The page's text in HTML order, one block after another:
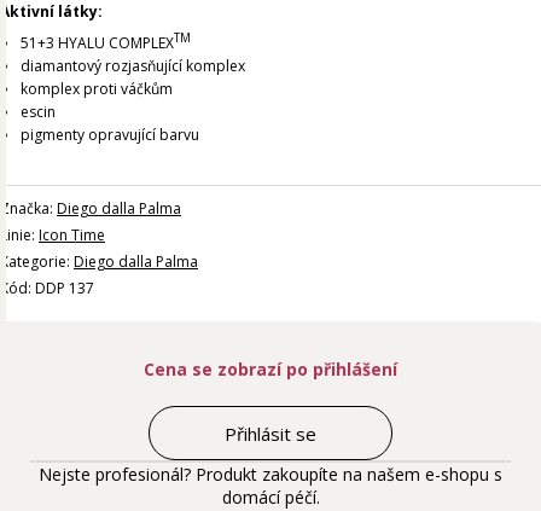
Aktivní látky:
51+3 HYALU COMPLEXTM
diamantový rozjasňující komplex
komplex proti váčkům
escin
pigmenty opravující barvu
Značka: Diego dalla Palma
Linie: Icon Time
Kategorie: Diego dalla Palma
Kód: DDP 137
Cena se zobrazí po přihlášení
Přihlásit se
Nejste profesionál? Produkt zakoupíte na našem e-shopu s
domácí péčí.